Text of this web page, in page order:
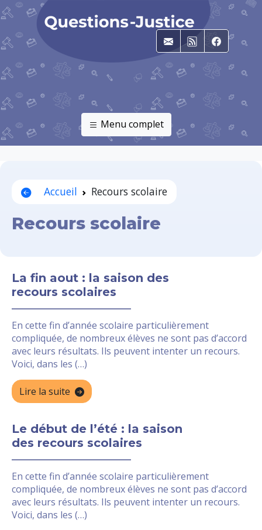
E-mailRSS
Menu complet
Accueil Recours scolaire
Recours scolaire
La fin aout : la saison des
recours scolaires
En cette fin d’année scolaire particulièrement
compliquée, de nombreux élèves ne sont pas d’accord
avec leurs résultats. Ils peuvent intenter un recours.
Voici, dans les (…)
Lire la suite
Le début de l’été : la saison
des recours scolaires
En cette fin d’année scolaire particulièrement
compliquée, de nombreux élèves ne sont pas d’accord
avec leurs résultats. Ils peuvent intenter un recours.
Voici, dans les (…)